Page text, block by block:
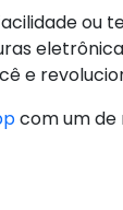
ou
e
com um de